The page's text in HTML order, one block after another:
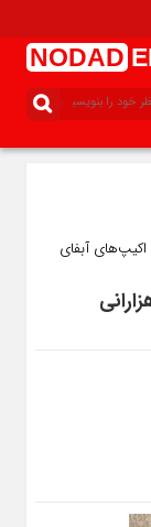
NODAD
با اقدام فوری اکیپ‌های آبفای